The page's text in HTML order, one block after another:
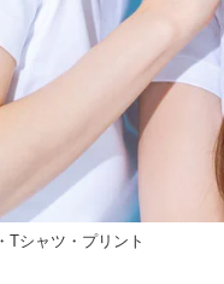
Tシャツ・プリント